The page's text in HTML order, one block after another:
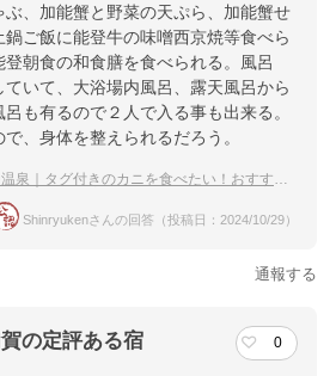
ぶ、加能蟹と野菜の天ぷら、加能蟹せ
ご飯に能登牛の味噌󠄀西京焼等食べら
朝食の和食膳を食べられる。風呂
いて、大浴場内風呂、露天風呂から
も有るので２人で入る事も出来る。
、身体を整えられるだろう。
泉｜タグ付きのカニを食べたい！おすすめの宿は？
Shinryukenさんの回答（投稿日：2024/10/29）
通報する
の定評ある宿 0